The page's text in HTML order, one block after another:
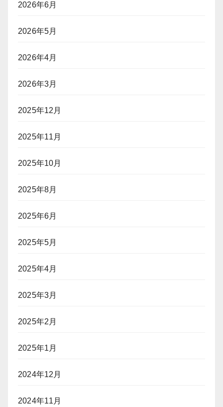
2026年6月
2026年5月
2026年4月
2026年3月
2025年12月
2025年11月
2025年10月
2025年8月
2025年6月
2025年5月
2025年4月
2025年3月
2025年2月
2025年1月
2024年12月
2024年11月